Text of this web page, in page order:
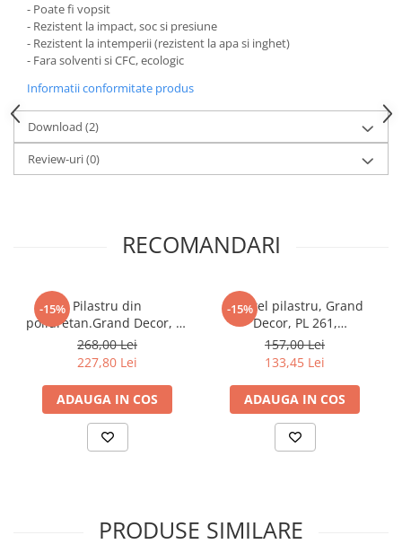
- Poate fi vopsit
- Rezistent la impact, soc si presiune
- Rezistent la intemperii (rezistent la apa si inghet)
- Fara solventi si CFC, ecologic
Informatii conformitate produs
Download (2)
Review-uri(0)
RECOMANDARI
-15% Pilastru din
poliuretan.Grand Decor, PL
273, 16.5cmx1.8cmx200cm
268,00 Lei
227,80 Lei
ADAUGA IN COS
-15%
Capitel pilastru, Grand
Decor, PL 261,
30.8cmx17.8cmx9cm
157,00 Lei
133,45 Lei
ADAUGA IN COS
PRODUSE SIMILARE